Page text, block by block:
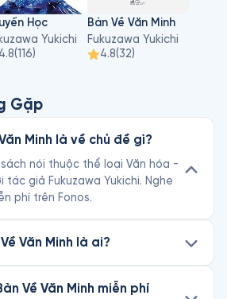
Học
Yukichi
4.8(116)
Bàn Về Văn Minh
Fukuzawa Yukichi
4.8(32)
Gặp
Minh là về chủ đề gì?
sách nói thuộc thể loại Văn hóa -
tác giả Fukuzawa Yukichi. Nghe
phí trên Fonos.
Văn Minh là ai?
Về Văn Minh miễn phí